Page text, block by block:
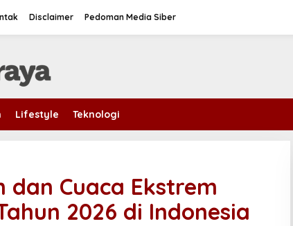
Disclaimer Pedoman Media Siber
Lifestyle Teknologi
dan Cuaca Ekstrem
2026 di Indonesia